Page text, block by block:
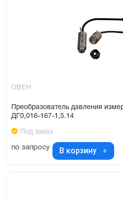
ОВЕН
Преобразователь давления
ДГ0,016-167-1,5.14
Под заказ
по запросу В корзину